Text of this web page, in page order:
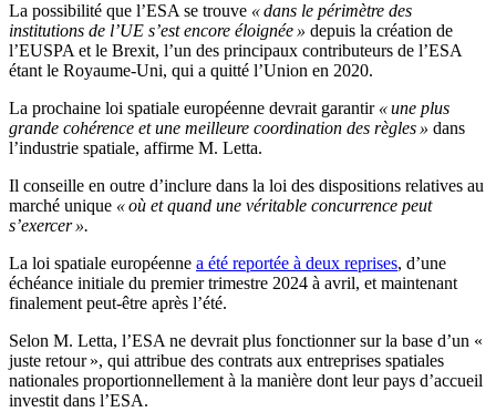
La possibilité que l’ESA se trouve « dans le périmètre des
institutions de l’UE s’est encore éloignée » depuis la création de
l’EUSPA et le Brexit, l’un des principaux contributeurs de l’ESA
étant le Royaume-Uni, qui a quitté l’Union en 2020.
La prochaine loi spatiale européenne devrait garantir « une plus
grande cohérence et une meilleure coordination des règles » dans
l’industrie spatiale, affirme M. Letta.
Il conseille en outre d’inclure dans la loi des dispositions relatives au
marché unique « où et quand une véritable concurrence peut
s’exercer ».
La loi spatiale européenne a été reportée à deux reprises, d’une
échéance initiale du premier trimestre 2024 à avril, et maintenant
finalement peut-être après l’été.
Selon M. Letta, l’ESA ne devrait plus fonctionner sur la base d’un «
juste retour », qui attribue des contrats aux entreprises spatiales
nationales proportionnellement à la manière dont leur pays d’accueil
investit dans l’ESA.